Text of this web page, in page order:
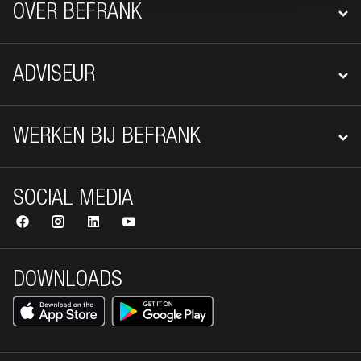
OVER BEFRANK
ADVISEUR
WERKEN BIJ BEFRANK
DOWNLOADS
SOCIAL MEDIA